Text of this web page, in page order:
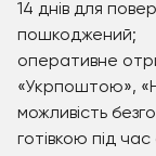
14 днів для
пошкоджений;
оперативне
«Укрпоштою»,
можливість
готівкою під